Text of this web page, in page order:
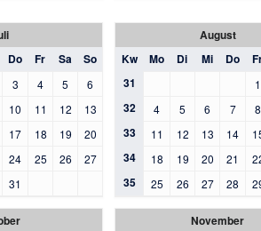
Do Fr Sa
So
3 4 5 6
10 11 12 13
17 18 19 20
24 25 26 27
31
August
Kw
Mo Di Mi Do
31
1
32 4 5 6 7 8
33 11 12 13 14
34 18 19 20 21
35 25 26 27 28
November